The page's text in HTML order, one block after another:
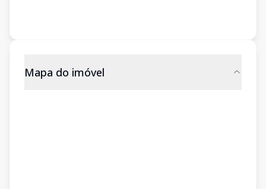
Mapa do imóvel